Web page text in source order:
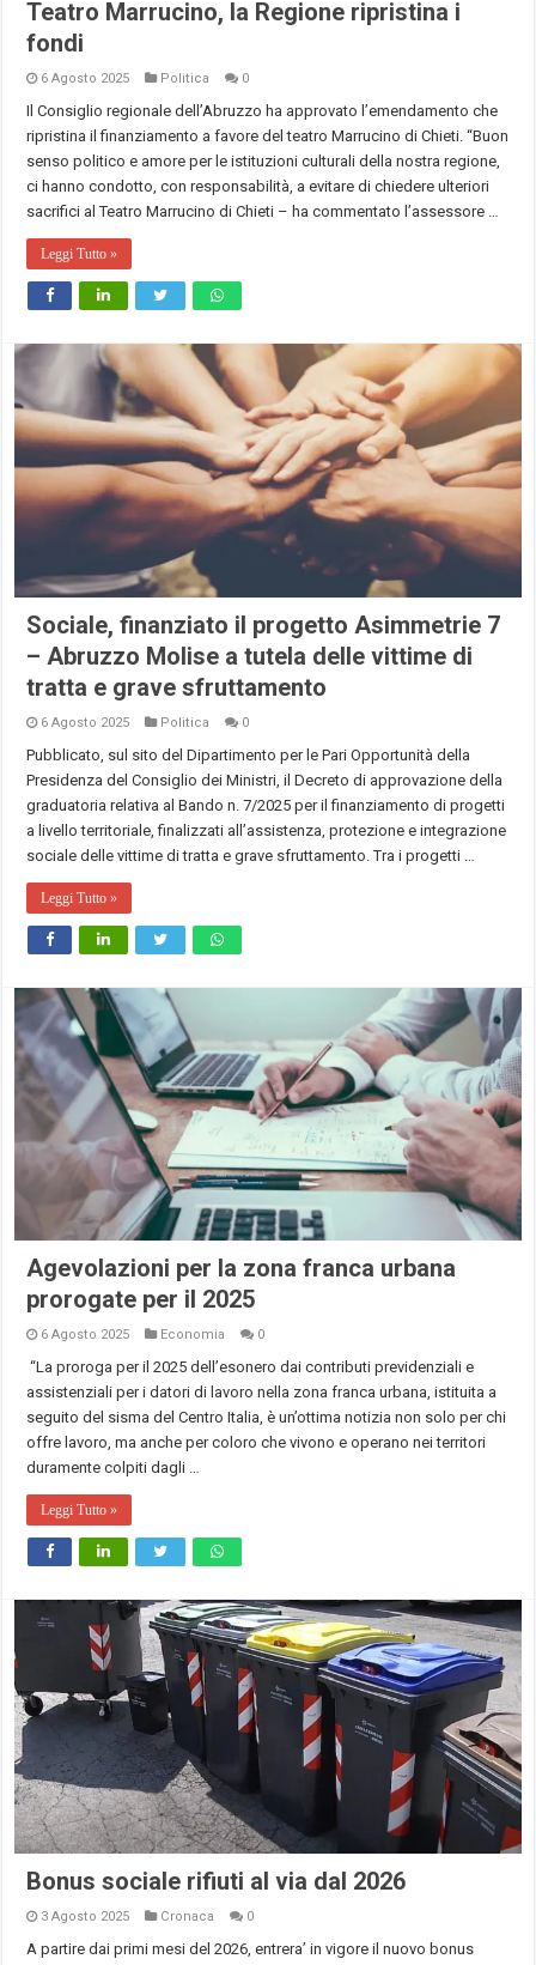
Teatro Marrucino, la Regione ripristina i
fondi
6 Agosto 2025 Politica 0
Il Consiglio regionale dell’Abruzzo ha approvato l’emendamento che
ripristina il finanziamento a favore del teatro Marrucino di Chieti. “Buon
senso politico e amore per le istituzioni culturali della nostra regione,
ci hanno condotto, con responsabilità, a evitare di chiedere ulteriori
sacrifici al Teatro Marrucino di Chieti – ha commentato l’assessore …
Leggi Tutto »
Sociale, finanziato il progetto Asimmetrie 7
– Abruzzo Molise a tutela delle vittime di
tratta e grave sfruttamento
6 Agosto 2025 Politica 0
Pubblicato, sul sito del Dipartimento per le Pari Opportunità della
Presidenza del Consiglio dei Ministri, il Decreto di approvazione della
graduatoria relativa al Bando n. 7/2025 per il finanziamento di progetti
a livello territoriale, finalizzati all’assistenza, protezione e integrazione
sociale delle vittime di tratta e grave sfruttamento. Tra i progetti …
Leggi Tutto »
Agevolazioni per la zona franca urbana
prorogate per il 2025
6 Agosto 2025 Economia 0
“La proroga per il 2025 dell’esonero dai contributi previdenziali e
assistenziali per i datori di lavoro nella zona franca urbana, istituita a
seguito del sisma del Centro Italia, è un’ottima notizia non solo per chi
offre lavoro, ma anche per coloro che vivono e operano nei territori
duramente colpiti dagli …
Leggi Tutto »
Bonus sociale rifiuti al via dal 2026
3 Agosto 2025 Cronaca 0
A partire dai primi mesi del 2026, entrera’ in vigore il nuovo bonus